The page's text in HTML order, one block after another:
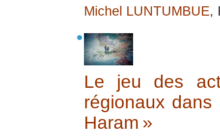
Michel LUNTUMBUE,
Le jeu des
régionaux
Haram »